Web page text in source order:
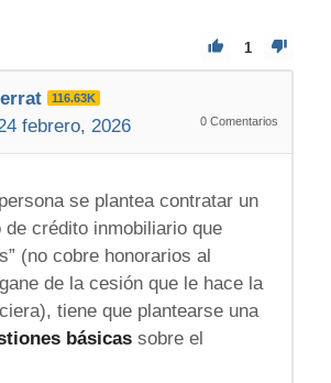
1
116.63K
febrero, 2026 0 Comentarios
se plantea contratar un
de crédito inmobiliario que
(no cobre honorarios al
de la cesión que le hace la
tiene que plantearse una
básicassobre el